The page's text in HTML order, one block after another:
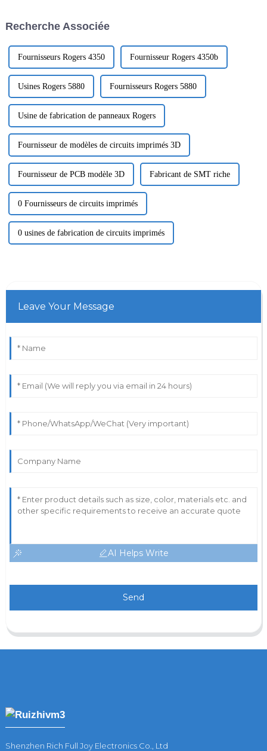
services de test, notamment
tests de corrosion et la
fabrication de circuits
imprimés.
Recherche Associée
Fournisseurs Rogers 4350 Fournisseur Rogers 4350b
Usines Rogers 5880 Fournisseurs Rogers 5880
Usine de fabrication de panneaux Rogers
Fournisseur de modèles de circuits imprimés 3D
Fournisseur de PCB modèle 3D Fabricant de SMT riche
0 Fournisseurs de circuits imprimés
0 usines de fabrication de circuits imprimés
Leave Your Message
AI Helps Write
Send
Shenzhen Rich Full Joy Electronics Co., Ltd